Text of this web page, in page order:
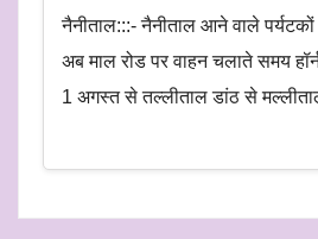
नैनीताल:::- नैनीताल आने वाले
अब माल रोड पर वाहन चलाते समय
1 अगस्त से तल्लीताल डांठ से